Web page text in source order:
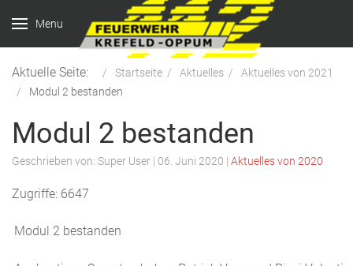
Menu
Aktuelle Seite: Startseite Aktuelles
Aktuelles von 2021
Modul 2 bestanden
Modul 2 bestanden
Geschrieben von: Super User | 06. Juni 2020 | Aktuelles von 2020
Zugriffe: 6647
Modul 2 bestanden